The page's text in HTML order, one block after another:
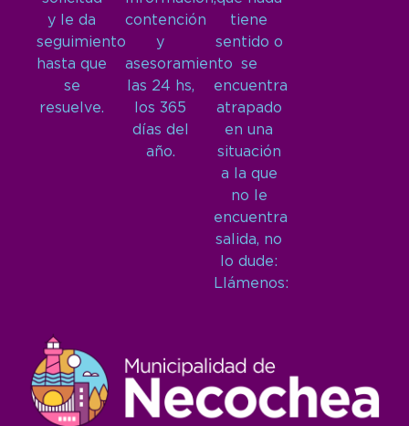
y le da
seguimiento
hasta que
se
resuelve.
contención
y
asesoramiento
las 24 hs,
los 365
días del
año.
tiene
sentido o
se
encuentra
atrapado
en una
situación
a la que
no le
encuentra
salida, no
lo dude:
Llámenos: